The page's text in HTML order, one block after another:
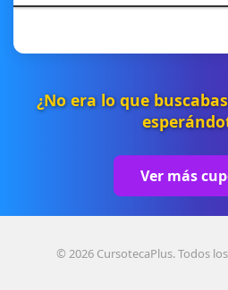
¿No era lo que
Ver más
© 2026 CursotecaPlus. Todos